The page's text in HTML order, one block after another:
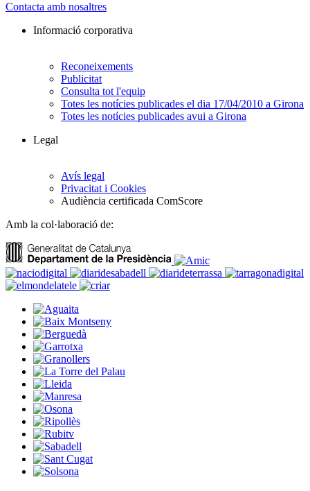
Contacta amb nosaltres
Informació corporativa
Reconeixements
Publicitat
Consulta tot l'equip
Totes les notícies publicades el dia 17/04/2010 a Girona
Totes les notícies publicades avui a Girona
Legal
Avís legal
Privacitat i Cookies
Audiència certificada ComScore
Amb la col·laboració de: